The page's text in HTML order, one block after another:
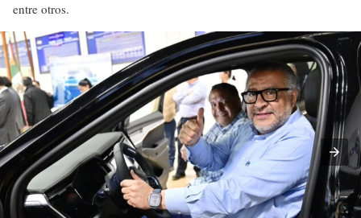
entre otros.